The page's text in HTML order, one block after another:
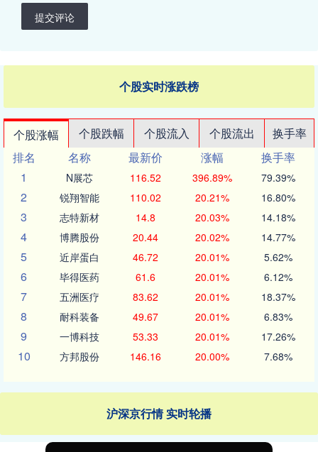
提交评论
个股实时涨跌榜
个股涨幅 个股跌幅 个股流入 个股流出
换手率
排名
名称 最新价 涨幅
换手率
1
N展芯 116.52 396.89% 79.39%
2 锐翔智能 110.02 20.21% 16.80%
3 志特新材 14.8 20.03% 14.18%
4 博腾股份 20.44 20.02% 14.77%
5 近岸蛋白 46.72 20.01% 5.62%
6 毕得医药 61.6 20.01% 6.12%
7 五洲医疗 83.62 20.01% 18.37%
8 耐科装备 49.67 20.01% 6.83%
9 一博科技 53.33 20.01% 17.26%
10 方邦股份 146.16 20.00% 7.68%
沪深京行情 实时轮播